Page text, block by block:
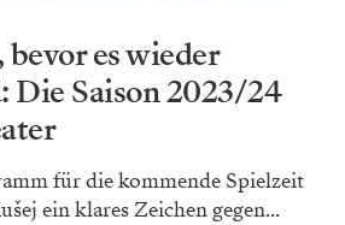
es wieder
Saison 2023/24
für die kommende Spielzeit
ein klares Zeichen gegen...